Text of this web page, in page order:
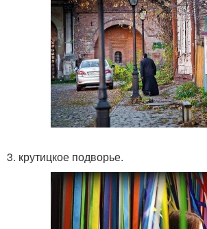
3. крутицкое подворье.